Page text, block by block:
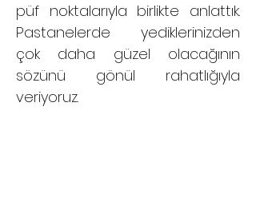
püf noktalarıyla birlikte anlattık.
Pastanelerde yediklerinizden
çok daha güzel olacağının
sözünü gönül rahatlığıyla
veriyoruz.